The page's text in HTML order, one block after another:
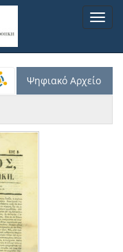
Ψηφιακό Αρχείο